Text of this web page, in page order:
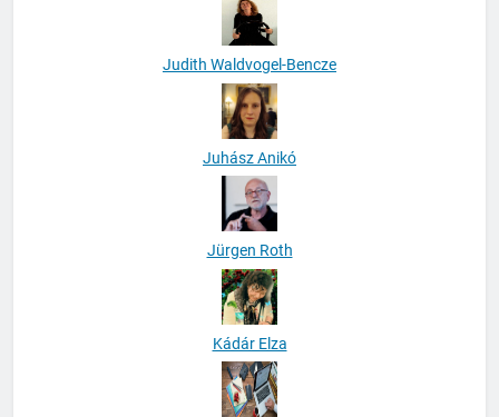
Judith Waldvogel-Bencze
Juhász Anikó
Jürgen Roth
Kádár Elza